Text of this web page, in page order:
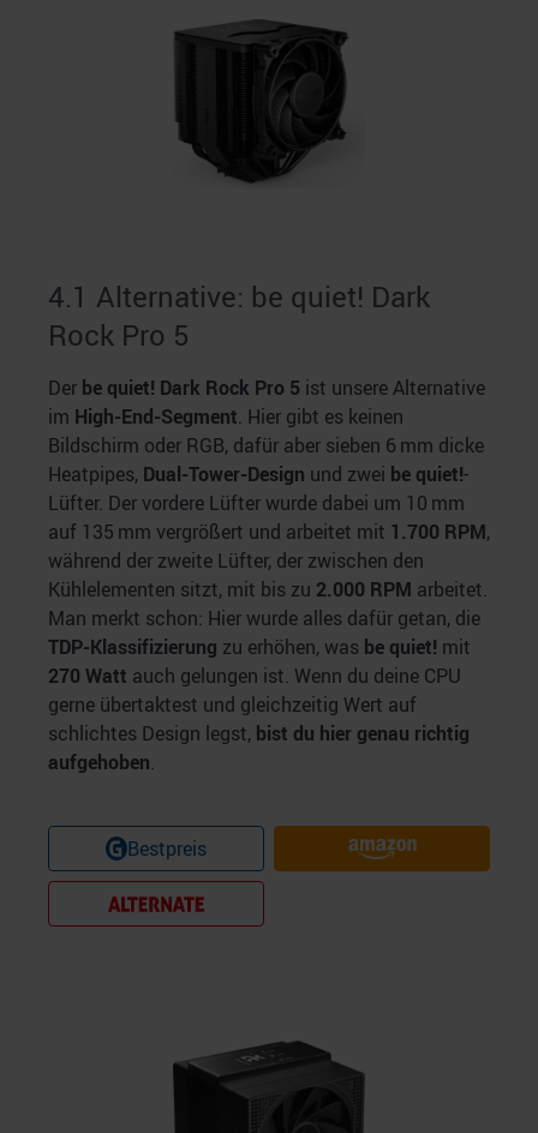
4.1 Alternative: be quiet! Dark
Rock Pro 5
Der be quiet! Dark Rock Pro 5 ist unsere Alternative
im High-End-Segment. Hier gibt es keinen
Bildschirm oder RGB, dafür aber sieben 6 mm dicke
Heatpipes, Dual-Tower-Design und zwei be quiet!-
Lüfter. Der vordere Lüfter wurde dabei um 10 mm
auf 135 mm vergrößert und arbeitet mit 1.700 RPM,
während der zweite Lüfter, der zwischen den
Kühlelementen sitzt, mit bis zu 2.000 RPM arbeitet.
Man merkt schon: Hier wurde alles dafür getan, die
TDP-Klassifizierung zu erhöhen, was be quiet! mit
270 Watt auch gelungen ist. Wenn du deine CPU
gerne übertaktest und gleichzeitig Wert auf
schlichtes Design legst, bist du hier genau richtig
aufgehoben.
Bestpreis